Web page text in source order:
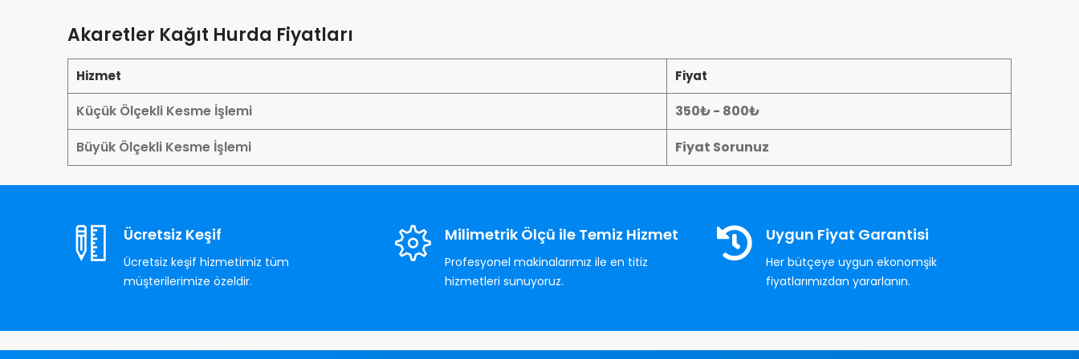
Akaretler Kağıt Hurda Fiyatları
Hizmet Fiyat
Küçük Ölçekli Kesme İşlemi
350₺ - 800₺
Büyük Ölçekli Kesme İşlemi
Fiyat Sorunuz
Ücretsiz Keşif
Ücretsiz keşif hizmetimiz tüm
müşterilerimize özeldir.
Milimetrik Ölçü ile Temiz Hizmet
Profesyonel makinalarımız ile en titiz
hizmetleri sunuyoruz.
Uygun Fiyat Garantisi
Her bütçeye uygun ekonomşik
fiyatlarımızdan yararlanın.